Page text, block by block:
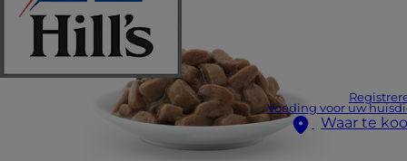
Voeding voor uw
Waar te